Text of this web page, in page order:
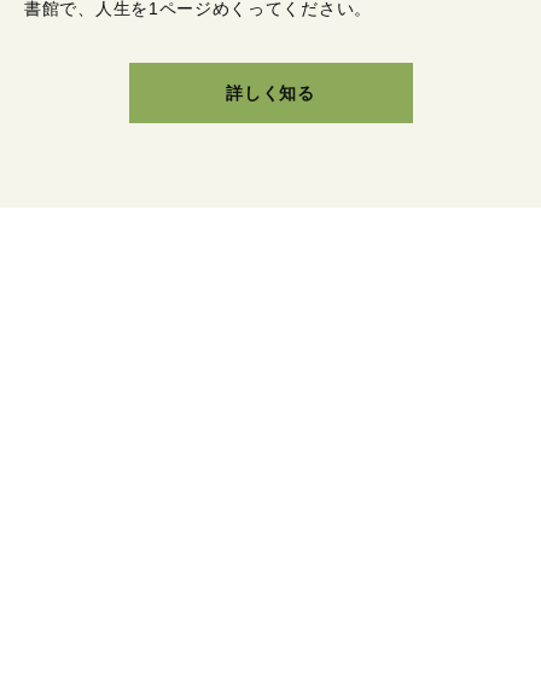
書館で、人生を1ページめくってください。
詳しく知る